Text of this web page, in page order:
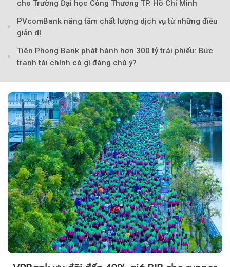
cho Trường Đại học Công Thương TP. Hồ Chí Minh
PVcomBank nâng tầm chất lượng dịch vụ từ những điều
giản dị
Tiên Phong Bank phát hành hơn 300 tỷ trái phiếu: Bức
tranh tài chính có gì đáng chú ý?